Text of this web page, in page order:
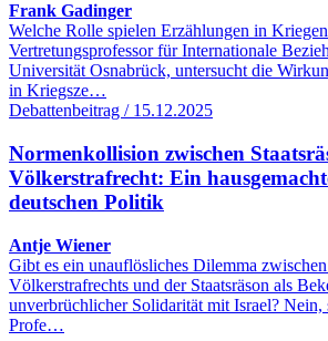
Frank Gadinger
Welche Rolle spielen Erzählungen in
Vertretungsprofessor für Internationale
Universität Osnabrück, untersucht die
in Kriegsze…
Debattenbeitrag / 15.12.2025
Normenkollision zwischen
Völkerstrafrecht: Ein
deutschen Politik
Antje Wiener
Gibt es ein unauflösliches Dilemma
Völkerstrafrechts und der Staatsräson als
unverbrüchlicher Solidarität mit Israel? Nein,
Profe…